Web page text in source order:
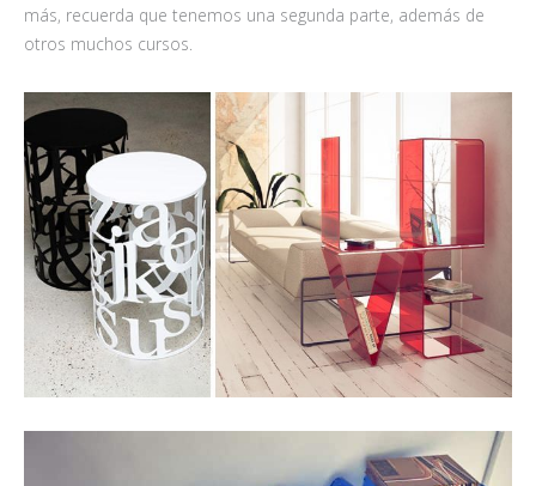
más, recuerda que tenemos una segunda parte, además de
otros muchos cursos.